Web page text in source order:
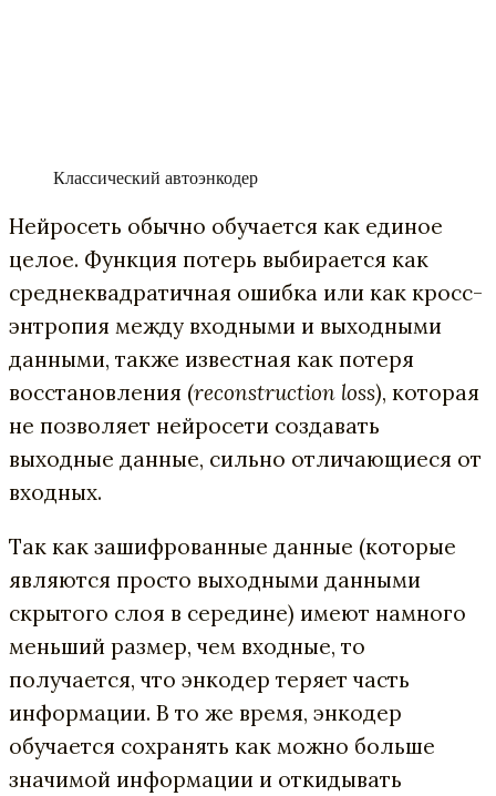
Классический автоэнкодер
Нейросеть обычно обучается как единое
целое. Функция потерь выбирается как
среднеквадратичная ошибка или как кросс-
энтропия между входными и выходными
данными, также известная как потеря
восстановления (reconstruction loss), которая
не позволяет нейросети создавать
выходные данные, сильно отличающиеся от
входных.
Так как зашифрованные данные (которые
являются просто выходными данными
скрытого слоя в середине) имеют намного
меньший размер, чем входные, то
получается, что энкодер теряет часть
информации. В то же время, энкодер
обучается сохранять как можно больше
значимой информации и откидывать